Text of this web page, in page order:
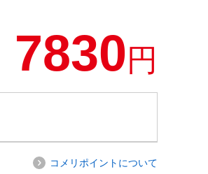
7830円
コメリポイントについて